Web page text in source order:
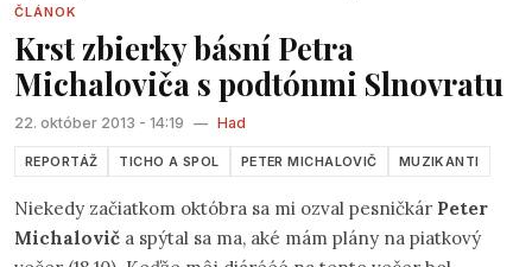
čiWe shall Overcome
mnohými umelcami svetového mena.
ČLÁNOK
Krst zbierky básní Petra
Michaloviča s podtónmi Slnovratu
22. október 2013 - 14:19 — Had
REPORTÁŽ TICHO A SPOL PETER MICHALOVIČ MUZIKANTI
Niekedy začiatkom októbra sa mi ozval pesničkár Peter
Michalovič a spýtal sa ma, aké mám plány na piatkový